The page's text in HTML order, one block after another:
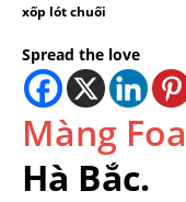
xốp lót chuối
Spread the love
Màng
Hà Bắc.